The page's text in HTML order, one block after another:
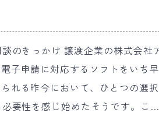
渡企業の株式会社ア
子申請に対応するソフトをいち早
れる昨今において、ひとつの選択
要性を感じ始めたそうです。この